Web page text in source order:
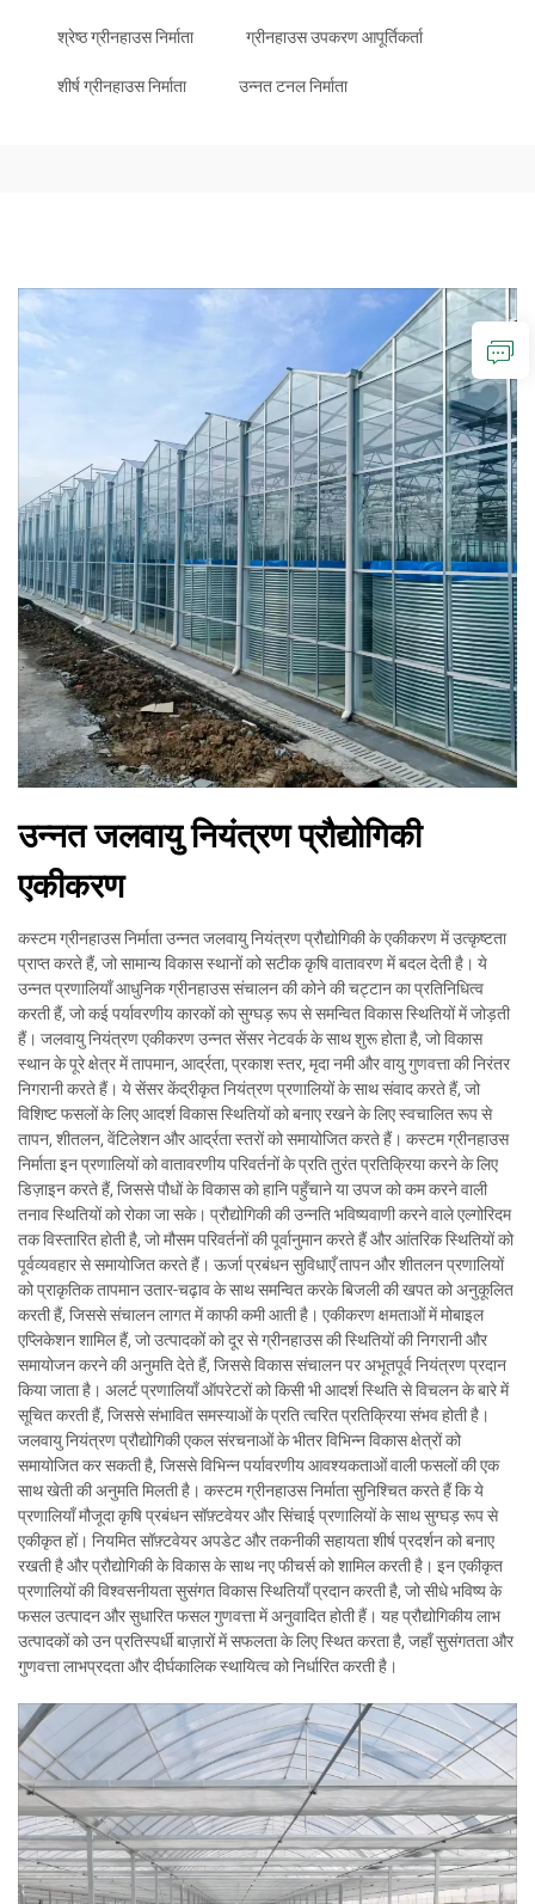
श्रेष्ठ ग्रीनहाउस निर्माता ग्रीनहाउस उपकरण आपूर्तिकर्ता
शीर्ष ग्रीनहाउस निर्माता उन्नत टनल निर्माता
उन्नत जलवायु नियंत्रण प्रौद्योगिकी
एकीकरण
कस्टम ग्रीनहाउस निर्माता उन्नत जलवायु नियंत्रण प्रौद्योगिकी के एकीकरण में उत्कृष्टता
प्राप्त करते हैं, जो सामान्य विकास स्थानों को सटीक कृषि वातावरण में बदल देती है। ये
उन्नत प्रणालियाँ आधुनिक ग्रीनहाउस संचालन की कोने की चट्टान का प्रतिनिधित्व
करती हैं, जो कई पर्यावरणीय कारकों को सुग्घड़ रूप से समन्वित विकास स्थितियों में जोड़ती
हैं। जलवायु नियंत्रण एकीकरण उन्नत सेंसर नेटवर्क के साथ शुरू होता है, जो विकास
स्थान के पूरे क्षेत्र में तापमान, आर्द्रता, प्रकाश स्तर, मृदा नमी और वायु गुणवत्ता की निरंतर
निगरानी करते हैं। ये सेंसर केंद्रीकृत नियंत्रण प्रणालियों के साथ संवाद करते हैं, जो
विशिष्ट फसलों के लिए आदर्श विकास स्थितियों को बनाए रखने के लिए स्वचालित रूप से
तापन, शीतलन, वेंटिलेशन और आर्द्रता स्तरों को समायोजित करते हैं। कस्टम ग्रीनहाउस
निर्माता इन प्रणालियों को वातावरणीय परिवर्तनों के प्रति तुरंत प्रतिक्रिया करने के लिए
डिज़ाइन करते हैं, जिससे पौधों के विकास को हानि पहुँचाने या उपज को कम करने वाली
तनाव स्थितियों को रोका जा सके। प्रौद्योगिकी की उन्नति भविष्यवाणी करने वाले एल्गोरिदम
तक विस्तारित होती है, जो मौसम परिवर्तनों की पूर्वानुमान करते हैं और आंतरिक स्थितियों को
पूर्वव्यवहार से समायोजित करते हैं। ऊर्जा प्रबंधन सुविधाएँ तापन और शीतलन प्रणालियों
को प्राकृतिक तापमान उतार-चढ़ाव के साथ समन्वित करके बिजली की खपत को अनुकूलित
करती हैं, जिससे संचालन लागत में काफी कमी आती है। एकीकरण क्षमताओं में मोबाइल
एप्लिकेशन शामिल हैं, जो उत्पादकों को दूर से ग्रीनहाउस की स्थितियों की निगरानी और
समायोजन करने की अनुमति देते हैं, जिससे विकास संचालन पर अभूतपूर्व नियंत्रण प्रदान
किया जाता है। अलर्ट प्रणालियाँ ऑपरेटरों को किसी भी आदर्श स्थिति से विचलन के बारे में
सूचित करती हैं, जिससे संभावित समस्याओं के प्रति त्वरित प्रतिक्रिया संभव होती है।
जलवायु नियंत्रण प्रौद्योगिकी एकल संरचनाओं के भीतर विभिन्न विकास क्षेत्रों को
समायोजित कर सकती है, जिससे विभिन्न पर्यावरणीय आवश्यकताओं वाली फसलों की एक
साथ खेती की अनुमति मिलती है। कस्टम ग्रीनहाउस निर्माता सुनिश्चित करते हैं कि ये
प्रणालियाँ मौजूदा कृषि प्रबंधन सॉफ़्टवेयर और सिंचाई प्रणालियों के साथ सुग्घड़ रूप से
एकीकृत हों। नियमित सॉफ़्टवेयर अपडेट और तकनीकी सहायता शीर्ष प्रदर्शन को बनाए
रखती है और प्रौद्योगिकी के विकास के साथ नए फीचर्स को शामिल करती है। इन एकीकृत
प्रणालियों की विश्वसनीयता सुसंगत विकास स्थितियाँ प्रदान करती है, जो सीधे भविष्य के
फसल उत्पादन और सुधारित फसल गुणवत्ता में अनुवादित होती हैं। यह प्रौद्योगिकीय लाभ
उत्पादकों को उन प्रतिस्पर्धी बाज़ारों में सफलता के लिए स्थित करता है, जहाँ सुसंगतता और
गुणवत्ता लाभप्रदता और दीर्घकालिक स्थायित्व को निर्धारित करती है।